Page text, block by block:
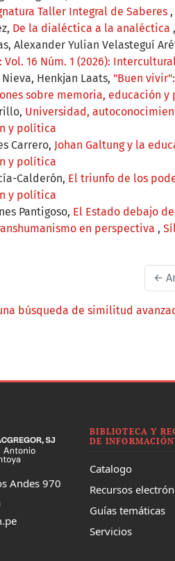
Taller Integral de Saberes ,
De la dialéctica a la analéctica ,
Alexander Yulian Velasteguí
Vol. 16 Núm. 1 (2026):
Henkjan Laats, "Buen
sobre memoria, educación
Universidad,
y política
Carrero, Johan Galtung y la
y política
Calderón, El triunfo de los
y política
Pantigoso, El Estado debajo
en perspectiva ,
←
búsqueda de similitud
Andes 970
BIBLIOTECA Y
DE INFORMACIÓN
Catalogo
Recursos
Guías temáticas
Servicios